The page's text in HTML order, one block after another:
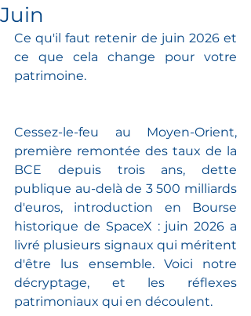
Juin
Ce qu'il faut retenir de juin 2026 et
ce que cela change pour votre
patrimoine.
Cessez-le-feu au Moyen-Orient,
première remontée des taux de la
BCE depuis trois ans, dette
publique au-delà de 3 500 milliards
d'euros, introduction en Bourse
historique de SpaceX : juin 2026 a
livré plusieurs signaux qui méritent
d'être lus ensemble. Voici notre
décryptage, et les réflexes
patrimoniaux qui en découlent.